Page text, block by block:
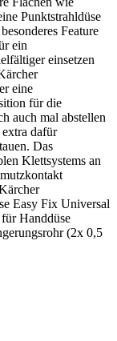
Punktstrahldüse
Feature
ein
einsetzen
eine
für die
auch mal abstellen
dafür
Das
Klettsystems an
Easy Fix Universal
Handdüse
(2x 0,5